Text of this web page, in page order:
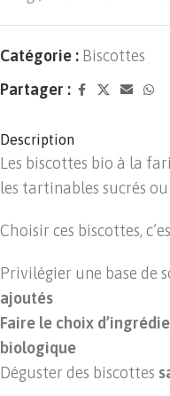
Catégorie : Biscottes
Partager :
Description
Les biscottes bio à la
les tartinables sucrés ou
Choisir ces biscottes,
Privilégier une base de
ajoutés
Faire le choix
biologique
Déguster des biscottes